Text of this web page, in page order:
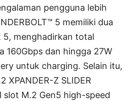
pengguna lebih
5 memiliki dua
menghadirkan total
160Gbps dan hingga 27W
untuk charging. Selain itu,
XPANDER-Z SLIDER
slot M.2 Gen5 high-speed